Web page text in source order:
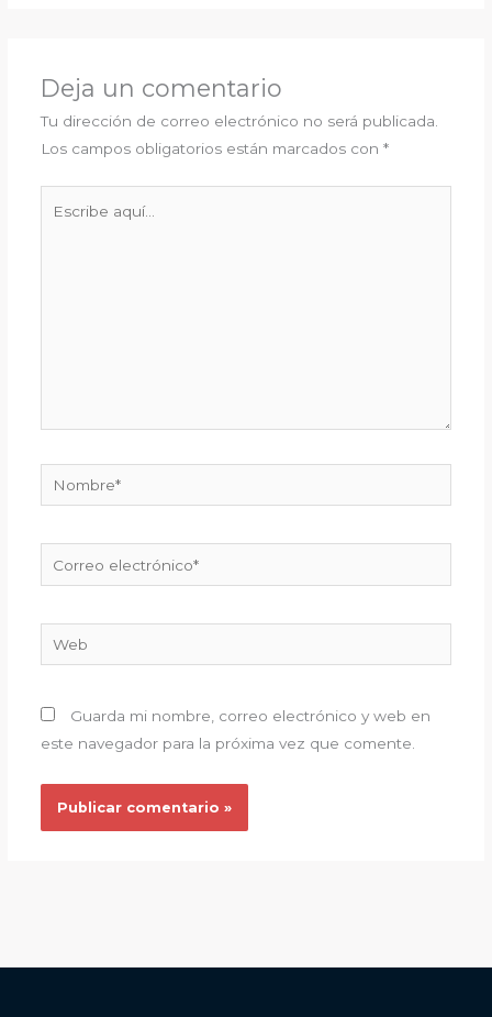
Deja un comentario
Tu dirección de correo electrónico no será publicada.
Los campos obligatorios están marcados con *
Nombre*
electrónico*
Guarda mi nombre, correo electrónico y web en
este navegador para la próxima vez que comente.